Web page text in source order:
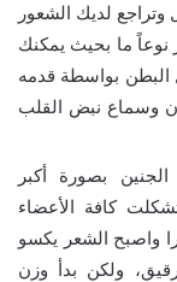
لديك الشعور
نوعاً ما بحيث يمكنك
البطن بواسطة قدمه
وسماع نبض القلب
بصورة أكبر
كافة الأعضاء
طوله حوالي 5 سنتيمترا واصبح الشعر يكسو
ولكن بدأ وزن